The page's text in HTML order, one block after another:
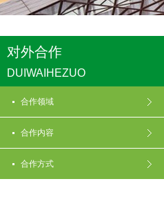
对外合作
DUIWAIHEZUO
合作领域
合作内容
合作方式